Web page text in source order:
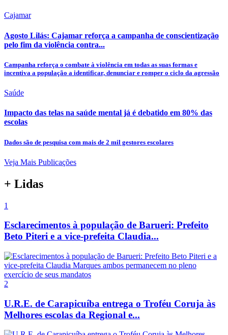
Cajamar
Agosto Lilás: Cajamar reforça a campanha de conscientização
pelo fim da violência contra...
Campanha reforça o combate à violência em todas as suas formas e
incentiva a população a identificar, denunciar e romper o ciclo da agressão
Saúde
Impacto das telas na saúde mental já é debatido em 80% das
escolas
Dados são de pesquisa com mais de 2 mil gestores escolares
Veja Mais Publicações
+ Lidas
1
Esclarecimentos à população de Barueri: Prefeito
Beto Piteri e a vice-prefeita Claudia...
2
U.R.E. de Carapicuíba entrega o Troféu Coruja às
Melhores escolas da Regional e...